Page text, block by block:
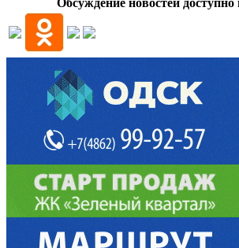
Обсуждение новостей доступно